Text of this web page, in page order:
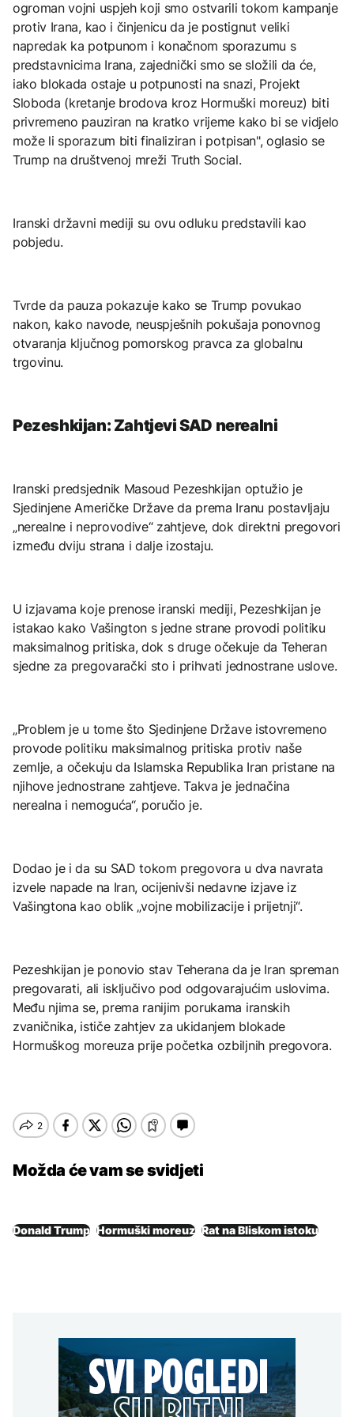
ogroman vojni uspjeh koji smo ostvarili tokom kampanje
protiv Irana, kao i činjenicu da je postignut veliki
napredak ka potpunom i konačnom sporazumu s
predstavnicima Irana, zajednički smo se složili da će,
iako blokada ostaje u potpunosti na snazi, Projekt
Sloboda (kretanje brodova kroz Hormuški moreuz) biti
privremeno pauziran na kratko vrijeme kako bi se vidjelo
može li sporazum biti finaliziran i potpisan", oglasio se
Trump na društvenoj mreži Truth Social.
Iranski državni mediji su ovu odluku predstavili kao
pobjedu.
Tvrde da pauza pokazuje kako se Trump povukao
nakon, kako navode, neuspješnih pokušaja ponovnog
otvaranja ključnog pomorskog pravca za globalnu
trgovinu.
Pezeshkijan: Zahtjevi SAD nerealni
Iranski predsjednik Masoud Pezeshkijan optužio je
Sjedinjene Američke Države da prema Iranu postavljaju
„nerealne i neprovodive“ zahtjeve, dok direktni pregovori
između dviju strana i dalje izostaju.
U izjavama koje prenose iranski mediji, Pezeshkijan je
istakao kako Vašington s jedne strane provodi politiku
maksimalnog pritiska, dok s druge očekuje da Teheran
sjedne za pregovarački sto i prihvati jednostrane uslove.
„Problem je u tome što Sjedinjene Države istovremeno
provode politiku maksimalnog pritiska protiv naše
zemlje, a očekuju da Islamska Republika Iran pristane na
njihove jednostrane zahtjeve. Takva je jednačina
nerealna i nemoguća“, poručio je.
Dodao je i da su SAD tokom pregovora u dva navrata
izvele napade na Iran, ocijenivši nedavne izjave iz
Vašingtona kao oblik „vojne mobilizacije i prijetnji“.
Pezeshkijan je ponovio stav Teherana da je Iran spreman
pregovarati, ali isključivo pod odgovarajućim uslovima.
Među njima se, prema ranijim porukama iranskih
zvaničnika, ističe zahtjev za ukidanjem blokade
Hormuškog moreuza prije početka ozbiljnih pregovora.
Možda će vam se svidjeti
Donald Trump Hormuški moreuz Rat na Bliskom istoku